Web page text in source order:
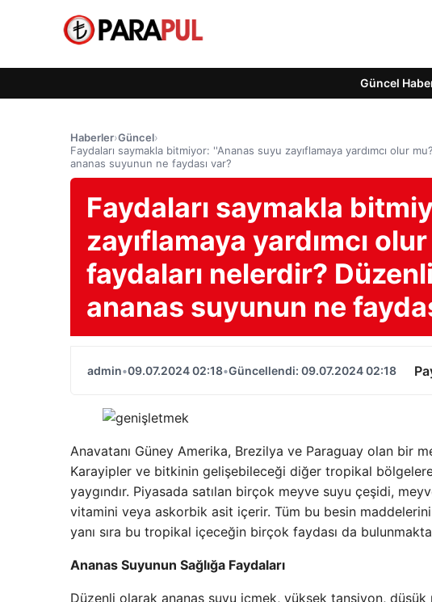
Güncel
Haberler›Güncel›
Faydaları saymakla bitmiyor: ''Ananas suyu zayıflamaya yardımcı olur
ananas suyunun ne faydası var?
Faydaları saymakla
zayıflamaya yardımcı
faydaları nelerdir?
ananas suyunun ne
admin•09.07.2024 02:18•Güncellendi: 09.07.2024 02:18
Anavatanı Güney Amerika, Brezilya ve Paraguay olan bir
Karayipler ve bitkinin gelişebileceği diğer tropikal
yaygındır. Piyasada satılan birçok meyve suyu çeşidi,
vitamini veya askorbik asit içerir. Tüm bu besin
yanı sıra bu tropikal içeceğin birçok faydası da
Ananas Suyunun Sağlığa Faydaları
Düzenli olarak ananas suyu içmek, yüksek tansiyon,